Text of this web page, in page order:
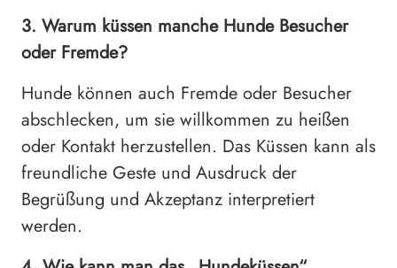
3. Warum küssen manche Hunde Besucher
oder Fremde?
Hunde können auch Fremde oder Besucher
abschlecken, um sie willkommen zu heißen
oder Kontakt herzustellen. Das Küssen kann als
freundliche Geste und Ausdruck der
Begrüßung und Akzeptanz interpretiert
werden.